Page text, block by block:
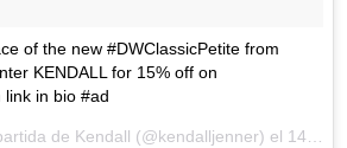
of the new #DWClassicPetite from
KENDALL for 15% off on
link in bio #ad
de Kendall (@kendalljenner) el 14 de Mar de 2017 a la(s) 9:00 PDT